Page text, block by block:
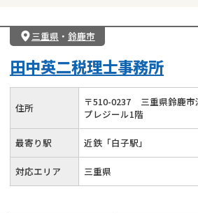
三重県 ・ 鈴鹿市
田中英二税理士事務所
住所 〒510-0237
三重県鈴鹿
プレジール1階
最寄り駅 近鉄「白子駅」
対応エリア 三重県